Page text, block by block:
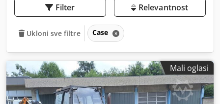
Filter Relevantnost
Ukloni sve filtre Case
Mali oglasi